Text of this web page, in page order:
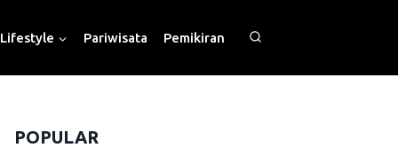
Lifestyle Pariwisata Pemikiran
POPULAR